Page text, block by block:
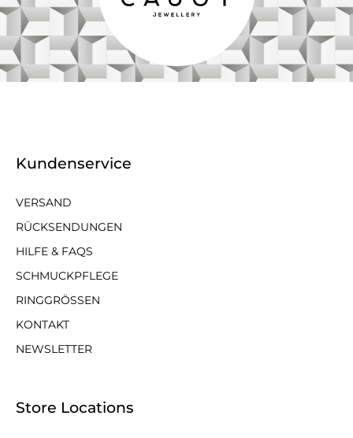
Kundenservice
VERSAND
RÜCKSENDUNGEN
HILFE & FAQS
SCHMUCKPFLEGE
RINGGRÖSSEN
KONTAKT
NEWSLETTER
Store Locations